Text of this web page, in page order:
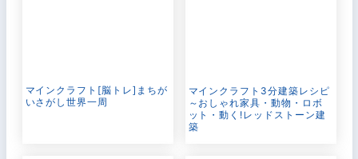
マインクラフト[脳トレ]まちが
いさがし世界一周
マインクラフト3分建築レシピ
～おしゃれ家具・動物・ロボ
ット・動く!レッドストーン建
築